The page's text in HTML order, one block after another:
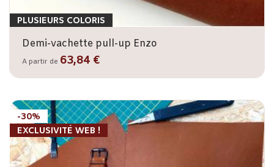
PLUSIEURS COLORIS
Demi-vachette pull-up Enzo
A partir de 63,84 €
-30%
EXCLUSIVITÉ WEB !